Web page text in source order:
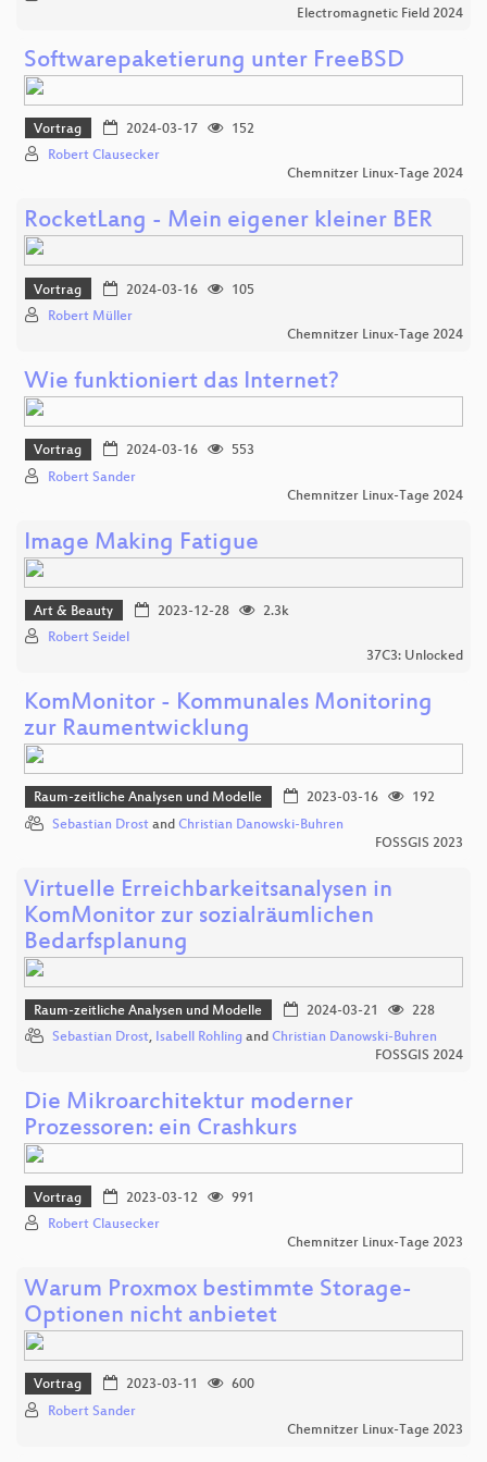
Electromagnetic Field 2024
Softwarepaketierung unter FreeBSD
Vortrag 2024-03-17
152
Robert Clausecker
Chemnitzer Linux-Tage 2024
RocketLang - Mein eigener kleiner BER
Vortrag 2024-03-16
105
Robert Müller
Chemnitzer Linux-Tage 2024
Wie funktioniert das Internet?
Vortrag 2024-03-16
553
Robert Sander
Chemnitzer Linux-Tage 2024
Image Making Fatigue
Art & Beauty 2023-12-28
2.3k
Robert Seidel
37C3: Unlocked
KomMonitor - Kommunales Monitoring
zur Raumentwicklung
Raum-zeitliche Analysen und Modelle 2023-03-16
192
Sebastian Drost and Christian Danowski-Buhren
FOSSGIS 2023
Virtuelle Erreichbarkeitsanalysen in
KomMonitor zur sozialräumlichen
Bedarfsplanung
Raum-zeitliche Analysen und Modelle 2024-03-21
228
Sebastian Drost, Isabell Rohling and Christian Danowski-Buhren
FOSSGIS 2024
Die Mikroarchitektur moderner
Prozessoren: ein Crashkurs
Vortrag 2023-03-12
991
Robert Clausecker
Chemnitzer Linux-Tage 2023
Warum Proxmox bestimmte Storage-
Optionen nicht anbietet
Vortrag 2023-03-11
600
Robert Sander
Chemnitzer Linux-Tage 2023